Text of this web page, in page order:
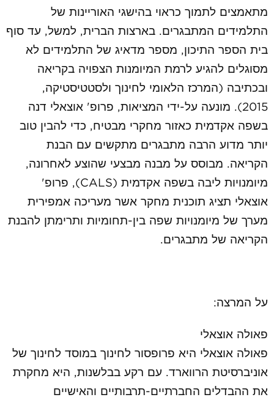
מתאמצים לתמוך כראוי בהישגי האוריינות של
התלמידים המתבגרים. בארצות הברית, למשל, עד סוף
בית הספר התיכון, מספר מדאיג של התלמידים לא
מסוגלים להגיע לרמת המיומנות הצפויה בקריאה
ובכתיבה (המרכז הלאומי לחינוך ולסטטיסטיקה,
2015). מונעה על-ידי המציאות, פרופ' אוצאלי דנה
בשפה אקדמית כאזור מחקרי מבטיח, כדי להבין טוב
יותר מדוע הרבה מתבגרים מתקשים עם הבנת
הקריאה. מבוסס על מבנה מבצעי שהוצע לאחרונה,
מיומנויות ליבה בשפה אקדמית (CALS), פרופ'
אוצאלי תציג תוכנית מחקר אשר מעריכה אמפירית
מערך של מיומנויות שפה בין-תחומיות ותרימתן להבנת
הקריאה של מתבגרים.
על המרצה:
פאולה אוצאלי
פאולה אוצאלי היא פרופסור לחינוך במוסד לחינוך של
אוניברסיטת הרווארד. עם רקע בבלשנות, היא מחקרת
את ההבדלים החברתיים-תרבותיים והאישיים